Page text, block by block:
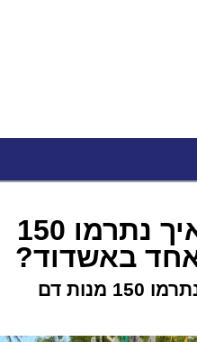
ערבים זה לזה: איך נתרמו 150
באשדוד?
במבצע לוגיסטי מדהים נתרמו 150 מנות דם